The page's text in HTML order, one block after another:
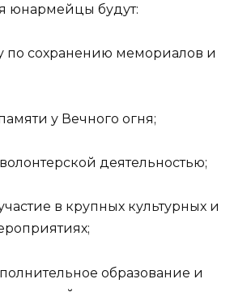
юнармейцы будут:
по сохранению мемориалов и
у Вечного огня;
деятельностью;
в крупных культурных и
образование и